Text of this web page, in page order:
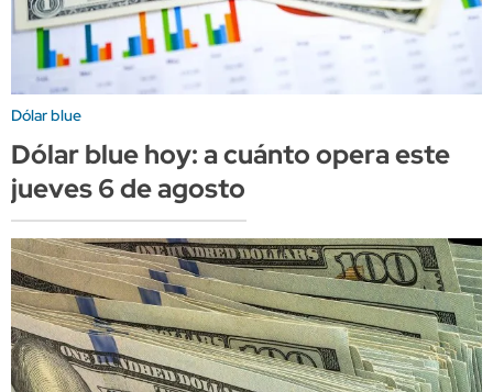
Dólar blue
Dólar blue hoy: a cuánto opera este
jueves 6 de agosto